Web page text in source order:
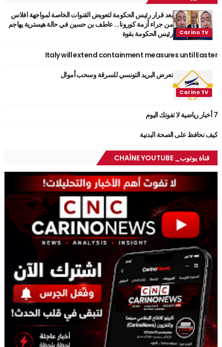
بعد قرار رئيس الحكومة لتعويض القنوات الخاصة لمواجهة افلاس
من جراء أزمة كورونا... عاطف بن حسين في حالة هيسترية يهاجم
رئيس الحكومة بقوة
Italy will extend containment measures until Easter
تعرض البريد التونسي للسرقة وسحب أموال
7 أخبار رياضية لا تفوتك اليوم
كيف نحافظ على الصحة البدنية
قناة يوتوب_ CHAÎNE YOUTUBE